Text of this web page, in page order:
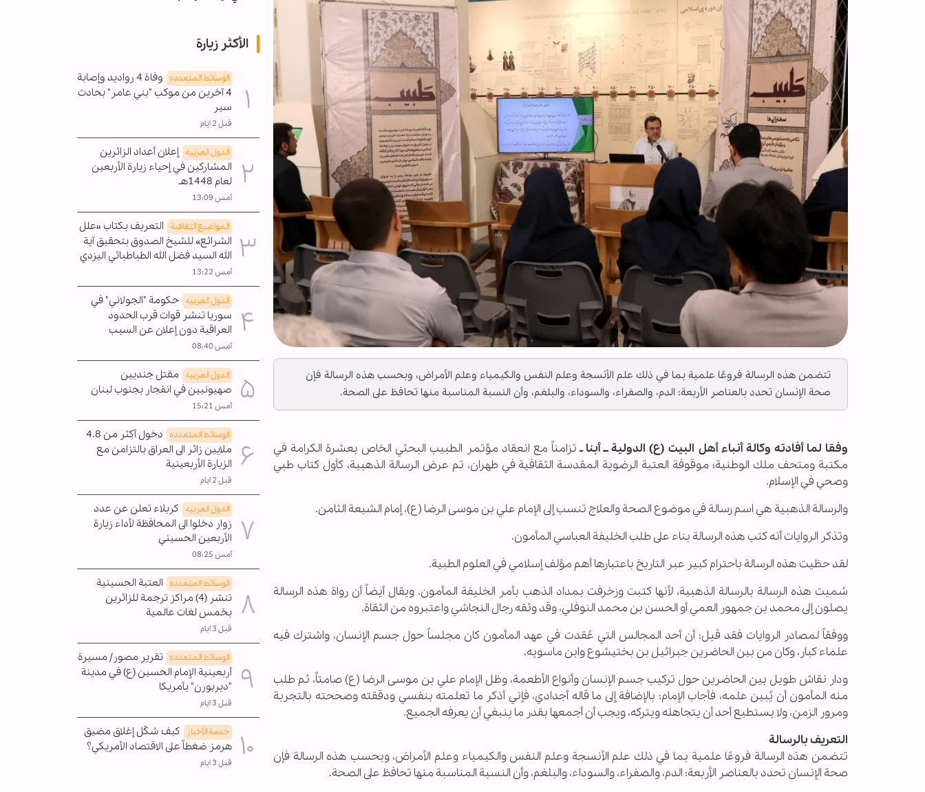
تتضمن هذه الرسالة فروعًا علمية بما في ذلك علم الأنسجة وعلم النفس والكيمياء وعلم الأمراض، وبحسب هذه الرسالة فإن
صحة الإنسان تحدد بالعناصر الأربعة: الدم، والصفراء، والسوداء، والبلغم، وأن النسبة المناسبة منها تحافظ على الصحة.
وفقا لما أفادته وكالة أنباء أهل البيت (ع) الدولية ــ أبنا ـتزامناً مع انعقاد مؤتمر الطبيب البحثي الخاص بعشرة الكرامة في
مكتبة ومتحف ملك الوطنية؛ موقوفة العتبة الرضویة المقدسة الثقافية في طهران، تم عرض الرسالة الذهبية، كأول كتاب طبي
وصحي في الإسلام.
والرسالة الذهبية هي اسم رسالة في موضوع الصحة والعلاج تنسب إلى الإمام علي بن موسى الرضا (ع)، إمام الشيعة الثامن.
وتذكر الروايات أنه كتب هذه الرسالة بناء على طلب الخليفة العباسي المأمون.
لقد حظيت هذه الرسالة باحترام كبير عبر التاريخ باعتبارها أهم مؤلف إسلامي في العلوم الطبية.
سُمیت هذه الرسالة بالرسالة الذهبية، لأنها كتبت وزخرفت بمداد الذهب بأمر الخلیفة المأمون. ويقال أيضاً أن رواة هذه الرسالة
يصلون إلى محمد بن جمهور العمي أو الحسن بن محمد النوفلي، وقد وثقه رجال النجاشي واعتبروه من الثقاة.
ووفقاً لمصادر الروايات فقد قیل: أن أحد المجالس التي عُقدت في عهد المأمون کان مجلساً حول جسم الإنسان، واشترك فيه
علماء كبار، وكان من بين الحاضرين جبرائيل بن بختيشوع وابن ماسويه.
ودار نقاش طويل بين الحاضرين حول تركيب جسم الإنسان وأنواع الأطعمة، وظل الإمام علي بن موسى الرضا (ع) صامتاً، ثم طلب
منه المأمون أن يُبين علمه، فأجاب الإمام: بالإضافة إلى ما قاله أجدادي، فإني أذکر ما تعلمته بنفسي ودققته وصححته بالتجربة
ومرور الزمن، ولا يستطيع أحد أن يتجاهله ويتركه، ويجب أن أجمعها بقدر ما ينبغي أن يعرفه الجميع.
التعریف بالرسالة
تتضمن هذه الرسالة فروعًا علمية بما في ذلك علم الأنسجة وعلم النفس والكيمياء وعلم الأمراض، وبحسب هذه الرسالة فإن
صحة الإنسان تحدد بالعناصر الأربعة: الدم، والصفراء، والسوداء، والبلغم، وأن النسبة المناسبة منها تحافظ على الصحة.
الأكثر زيارة
الوسائط المتعدده
وفاة 4 رواديد وإصابة
4 آخرين من موكب "بني عامر" بحادث
سير
قبل 2 ايام
الدول العربیه إعلان أعداد الزائرين
المشاركين في إحياء زيارة الأربعين
لعام 1448هـ
أمس 13:09
المواضیع الثقافية التعريف بكتاب «علل
الشرائع» للشيخ الصدوق بتحقيق آية
الله السيد فضل الله الطباطبائي اليزدي
أمس 13:22
الدول العربیه حكومة "الجولاني" في
سوريا تنشر قوات قرب الحدود
العراقية دون إعلان عن السبب
أمس 08:40
الدول العربیه مقتل جنديين
صهيونيين في انفجار بجنوب لبنان
أمس 15:21
الوسائط المتعدده
دخول أكثر من 4.8
ملايين زائر الى العراق بالتزامن مع
الزيارة الأربعينية
قبل 2 ايام
الدول العربیه كربلاء تعلن عن عدد
زوار دخلوا الى المحافظة لأداء زيارة
الأربعين الحسيني
أمس 08:25
الوسائط المتعدده العتبة الحسينية
تنشر (4) مراكز ترجمة للزائرين
بخمس لغات عالمية
قبل 3 ايام
الوسائط المتعدده تقرير مصور/ مسيرة
أربعينية الإمام الحسين (ع) في مدينة
"ديربورن" بأمريكا
قبل 3 ايام
خدمة الأخبار
كيف شكّل إغلاق مضيق
هرمز ضغطاً على الاقتصاد الأمريكي؟
قبل 3 ايام